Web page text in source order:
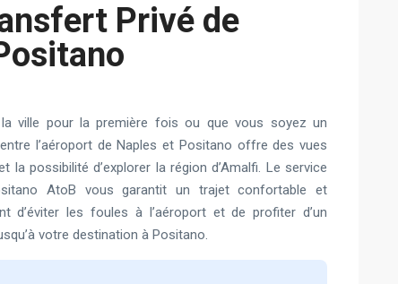
Privé de
ville pour la première fois ou que vous soyez un
l’aéroport de Naples et Positano offre des vues
la possibilité d’explorer la région d’Amalfi. Le service
AtoB vous garantit un trajet confortable et
d’éviter les foules à l’aéroport et de profiter d’un
votre destination à Positano.